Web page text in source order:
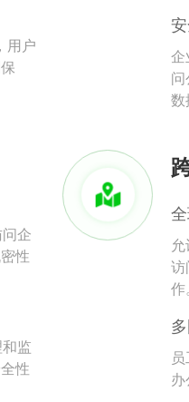
用户
数
企
性
监
性
访
作。
办